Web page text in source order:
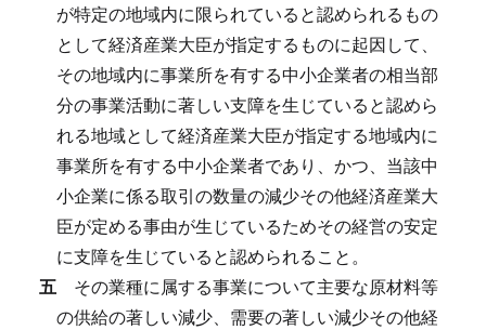
が特定の地域内に限られていると認められるもの
として経済産業大臣が指定するものに起因して、
その地域内に事業所を有する中小企業者の相当部
分の事業活動に著しい支障を生じていると認めら
れる地域として経済産業大臣が指定する地域内に
事業所を有する中小企業者であり、かつ、当該中
小企業に係る取引の数量の減少その他経済産業大
臣が定める事由が生じているためその経営の安定
に支障を生じていると認められること。
五 その業種に属する事業について主要な原材料等
の供給の著しい減少、需要の著しい減少その他経